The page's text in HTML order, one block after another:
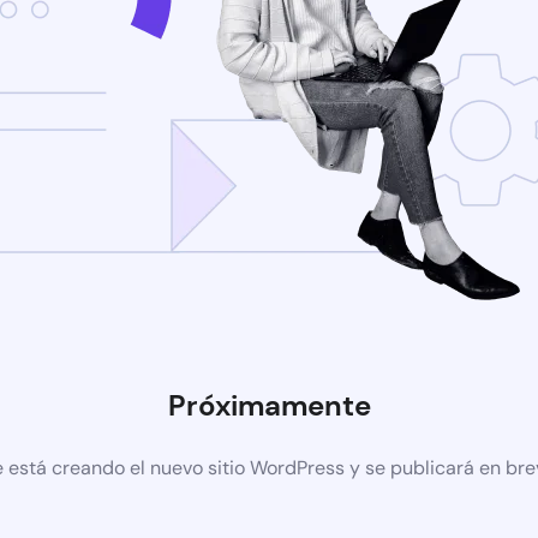
Próximamente
está creando el nuevo sitio WordPress y se publicará en